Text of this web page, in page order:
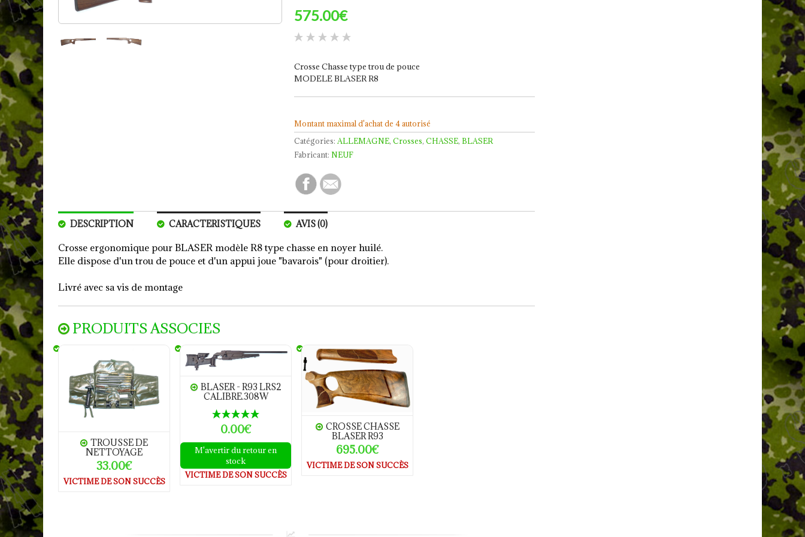
575.00€
Crosse Chasse type trou de pouce
MODELE BLASER R8
Montant maximal d'achat de 4 autorisé
Catégories: ALLEMAGNE,Crosses,CHASSE, BLASER
Fabricant:NEUF
DESCRIPTION CARACTERISTIQUES AVIS (0)
Crosse ergonomique pour BLASER modèle R8 type chasse en noyer huilé.
Elle dispose d'un trou de pouce et d'un appui joue "bavarois" (pour droitier).
Livré avec sa vis de montage
PRODUITS ASSOCIES
Trousse de nettoyage
TROUSSE DE
NETTOYAGE
33.00€
VICTIME DE SON SUCCÈS
BLASER - R93 LRS2 calibre.308W
BLASER - R93 LRS2
CALIBRE.308W
0.00€
M'avertir du retour en
stock
VICTIME DE SON SUCCÈS
CROSSE CHASSE BLASER R93
CROSSE CHASSE
BLASER R93
695.00€
VICTIME DE SON SUCCÈS